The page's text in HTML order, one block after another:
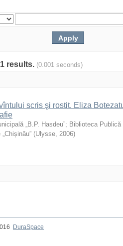
results. (0.001 seconds)
scris şi rostit. Eliza
„B.P. Hasdeu”; Biblioteca Publică
(Ulysse, 2006)
DuraSpace